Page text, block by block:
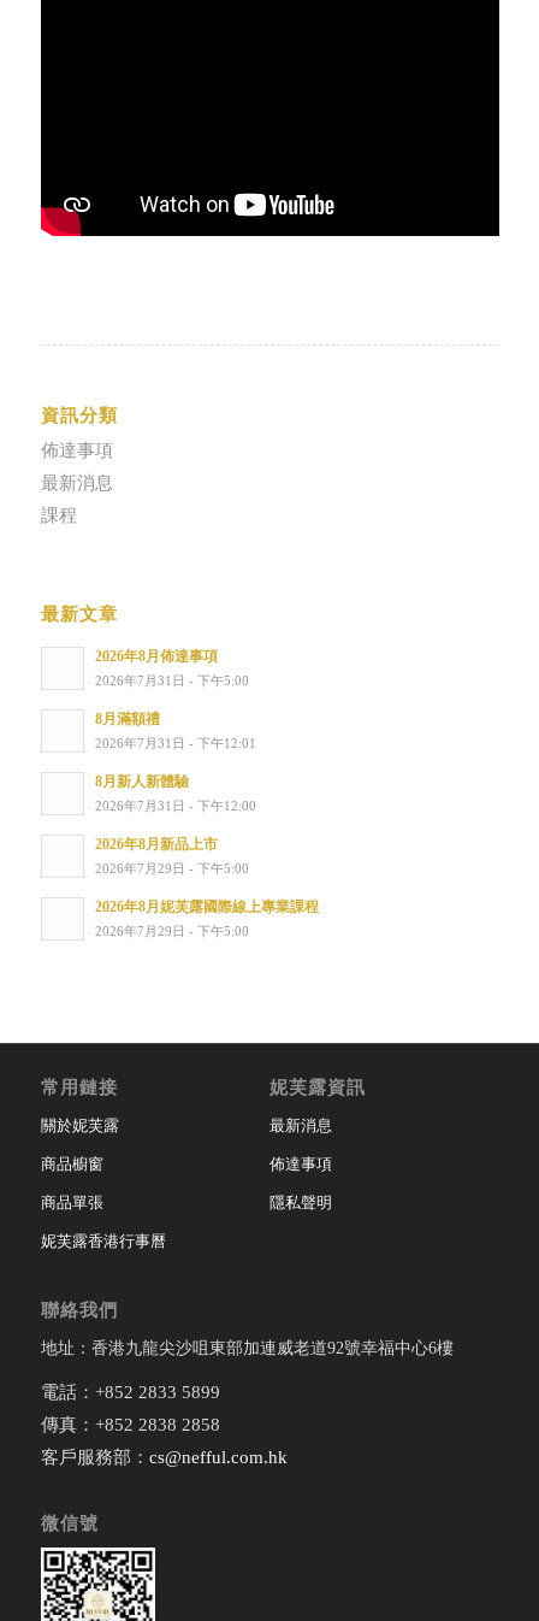
資訊分類
佈達事項
最新消息
課程
最新文章
2026年8月佈達事項
2026年7月31日 - 下午5:00
8月滿額禮
2026年7月31日 - 下午12:01
8月新人新體驗
2026年7月31日 - 下午12:00
2026年8月新品上市
2026年7月29日 - 下午5:00
2026年8月妮芙露國際線上專業課程
2026年7月29日 - 下午5:00
常用鏈接
關於妮芙露
商品櫥窗
商品單張
妮芙露香港行事曆
妮芙露資訊
最新消息
佈達事項
隱私聲明
聯絡我們
地址：香港九龍尖沙咀東部加連威老道92號幸福中心6樓
電話：+852 2833 5899
傳真：+852 2838 2858
客戶服務部： cs@nefful.com.hk
微信號